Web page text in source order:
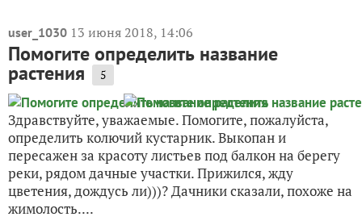
user_1030 13 июня 2018, 14:06
Помогите определить название
растения 5
Здравствуйте, уважаемые. Помогите, пожалуйста,
определить колючий кустарник. Выкопан и
пересажен за красоту листьев под балкон на берегу
реки, рядом дачные участки. Прижился, жду
цветения, дождусь ли)))? Дачники сказали, похоже на
жимолость....